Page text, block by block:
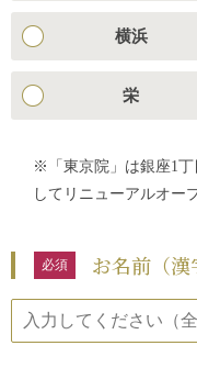
横浜
栄
※「東京院」は銀座1丁
してリニューアルオー
お名前（漢